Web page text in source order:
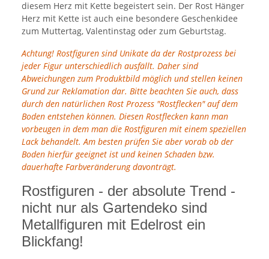
diesem Herz mit Kette begeistert sein. Der Rost Hänger
Herz mit Kette ist auch eine besondere Geschenkidee
zum Muttertag, Valentinstag oder zum Geburtstag.
Achtung! Rostfiguren sind Unikate da der Rostprozess bei
jeder Figur unterschiedlich ausfällt. Daher sind
Abweichungen zum Produktbild möglich und stellen keinen
Grund zur Reklamation dar. Bitte beachten Sie auch, dass
durch den natürlichen Rost Prozess "Rostflecken" auf dem
Boden entstehen können. Diesen Rostflecken kann man
vorbeugen in dem man die Rostfiguren mit einem speziellen
Lack behandelt. Am besten prüfen Sie aber vorab ob der
Boden hierfür geeignet ist und keinen Schaden bzw.
dauerhafte Farbveränderung davonträgt.
Rostfiguren - der absolute Trend -
nicht nur als Gartendeko sind
Metallfiguren mit Edelrost ein
Blickfang!